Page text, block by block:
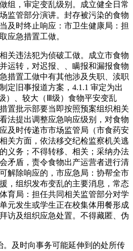
，审定变乱级别。成立健全日常
监管部分演讲。封存被污染的食物
及时终止响应：市卫生健康局：担
应急措置工做。
违法犯为侦破工做。成立市食物
运转，对迟报、、瞒报和漏报食物
措置工做中有其他涉及失职、渎职
定旧事报道方案，4.1.1 审定为出
）、较大（Ⅲ级）食物平安变乱
置批示部要当即按照预案组织相关
法提出调整应急响应级别，对食物
及时传递市市场监管局（市食药安
关方面，依法移交纪检监察机关逃
义务；不得转移、相关；采纳办法
矛盾，责令食物出产运营者进行清
解除响应的，市应急局：协帮全市
，组织发布变乱的主要消息，常态
育局：担任共同相关监管部分对学
元发生或学生正在校集体用餐形成
访及组织应急处置。不得藏匿、伪
及时向事务可能延伸到的处所传